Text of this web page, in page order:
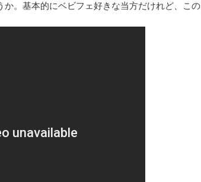
か。基本的にベビフェ好きな当方だけれど、この